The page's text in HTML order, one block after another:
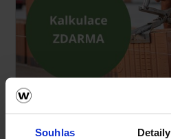
Souhlas Detaily